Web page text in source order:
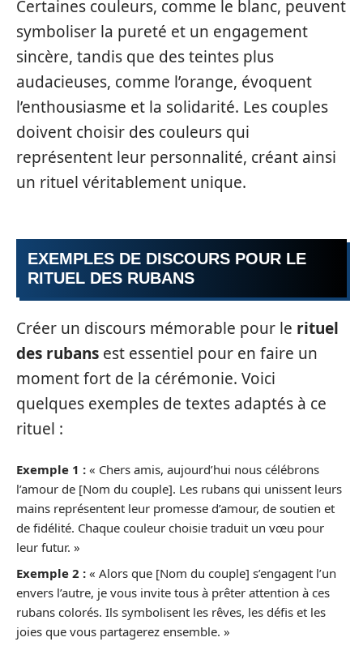
Certaines couleurs, comme le blanc, peuvent
symboliser la pureté et un engagement
sincère, tandis que des teintes plus
audacieuses, comme l’orange, évoquent
l’enthousiasme et la solidarité. Les couples
doivent choisir des couleurs qui
représentent leur personnalité, créant ainsi
un rituel véritablement unique.
EXEMPLES DE DISCOURS POUR LE
RITUEL DES RUBANS
Créer un discours mémorable pour le rituel
des rubans est essentiel pour en faire un
moment fort de la cérémonie. Voici
quelques exemples de textes adaptés à ce
rituel :
Exemple 1 : « Chers amis, aujourd’hui nous célébrons
l’amour de [Nom du couple]. Les rubans qui unissent leurs
mains représentent leur promesse d’amour, de soutien et
de fidélité. Chaque couleur choisie traduit un vœu pour
leur futur. »
Exemple 2 : « Alors que [Nom du couple] s’engagent l’un
envers l’autre, je vous invite tous à prêter attention à ces
rubans colorés. Ils symbolisent les rêves, les défis et les
joies que vous partagerez ensemble. »